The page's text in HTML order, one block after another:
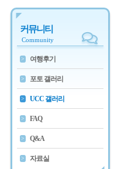
커뮤니티
Community
> 여행후기
> 포토 갤러리
> UCC 갤러리
> FAQ
> Q&A
> 자료실